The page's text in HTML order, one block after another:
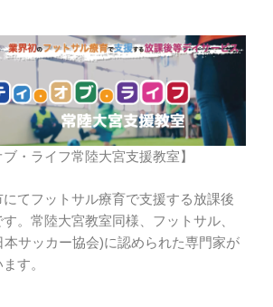
ブ・ライフ常陸大宮支援教室】
てフットサル療育で支援する放課後
。常陸大宮教室同様、フットサル、
本サッカー協会)に認められた専門家が
す。